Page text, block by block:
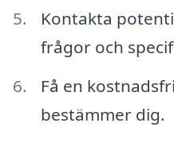
Kontakta
frågor och
Få en
bestämmer dig.